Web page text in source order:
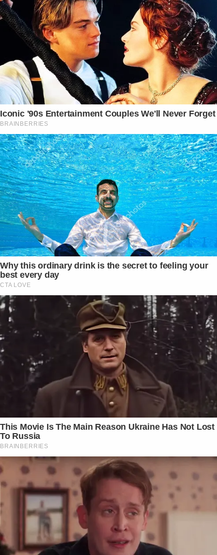
Iconic '90s Entertainment Couples We'll Never Forget
BRAINBERRIES
Why this ordinary drink is the secret to feeling your
best every day
CTA LOVE
This Movie Is The Main Reason Ukraine Has Not Lost
To Russia
BRAINBERRIES